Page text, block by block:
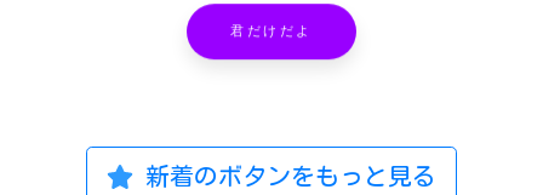
君だけだよ
新着のボタンをもっと見る